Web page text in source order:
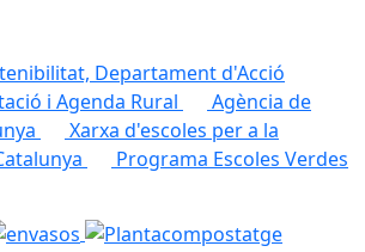
Departament d'Acció
i Agenda Rural
Agència de
Xarxa d'escoles per a la
Programa Escoles Verdes
Plantacompostatge